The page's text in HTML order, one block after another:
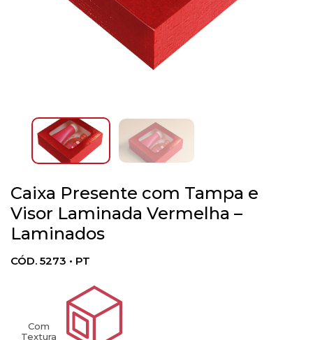
Caixa Presente com Tampa e
Visor Laminada Vermelha –
Laminados
CÓD. 5273 • PT
Com
Textura